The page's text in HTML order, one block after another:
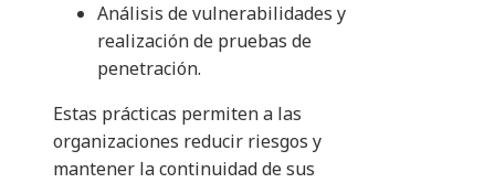
Análisis de vulnerabilidades y
realización de pruebas de
penetración.
Estas prácticas permiten a las
organizaciones reducir riesgos y
mantener la continuidad de sus